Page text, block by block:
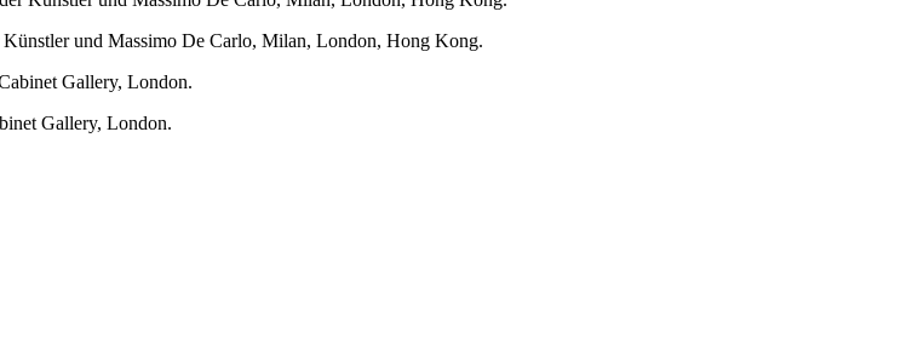
Künstler und Massimo De Carlo, Milan, London, Hong Kong.
Gallery, London.